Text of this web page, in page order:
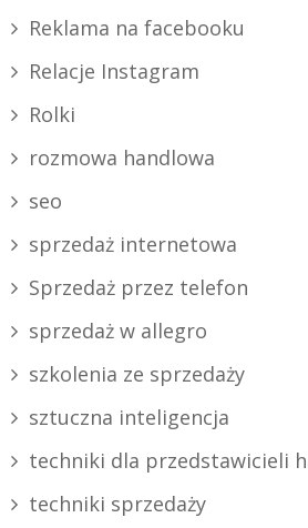
Reklama na facebooku
Relacje Instagram
Rolki
rozmowa handlowa
seo
sprzedaż internetowa
Sprzedaż przez telefon
sprzedaż w allegro
szkolenia ze sprzedaży
sztuczna inteligencja
techniki dla przedstawicieli
techniki sprzedaży